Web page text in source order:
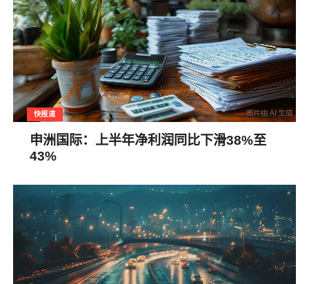
快报道
申洲国际：上半年净利润同比下滑38%至
43%